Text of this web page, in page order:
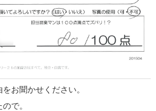
お聞かせください。
で。